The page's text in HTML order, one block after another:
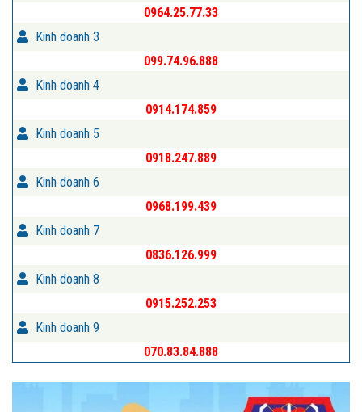
0964.25.77.33
Kinh doanh 3
099.74.96.888
Kinh doanh 4
0914.174.859
Kinh doanh 5
0918.247.889
Kinh doanh 6
0968.199.439
Kinh doanh 7
0836.126.999
Kinh doanh 8
0915.252.253
Kinh doanh 9
070.83.84.888